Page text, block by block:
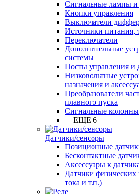
Сигнальные лампы
Кнопки управления
Выключатели
Источники питания,
Переключатели
Дополнительные
системы
Посты управления и
Низковольтные
назначения и
Преобразователи
плавного пуска
Сигнальные колонны
+ ЕЩЕ 6
Датчики/сенсоры
Позиционные
Бесконтактные
Аксессуары к
Датчики
тока и т.п.)